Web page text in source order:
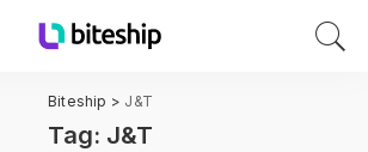
Biteship > J&T
Tag: J&T